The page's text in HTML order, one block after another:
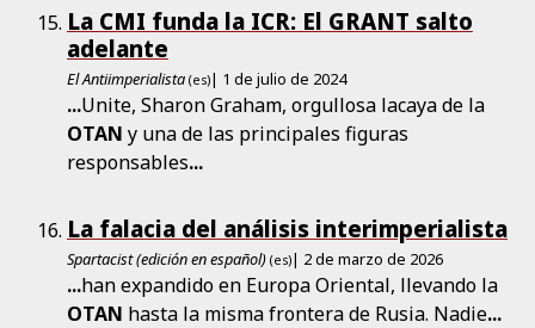
La CMI funda la ICR: El GRANT salto
adelante
El Antiimperialista (es)| 1 de julio de 2024
...Unite, Sharon Graham, orgullosa lacaya de la
OTAN y una de las principales figuras
responsables...
La falacia del análisis interimperialista
Spartacist (edición en español) (es)| 2 de marzo de 2026
...han expandido en Europa Oriental, llevando la
OTAN hasta la misma frontera de Rusia. Nadie...